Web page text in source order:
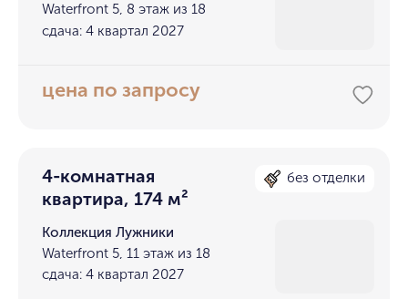
Waterfront 5, 8 этаж из 18
сдача: 4 квартал 2027
цена по запросу
4-комнатная
квартира, 174 м²
без отделки
Коллекция Лужники
Waterfront 5, 11 этаж из 18
сдача: 4 квартал 2027